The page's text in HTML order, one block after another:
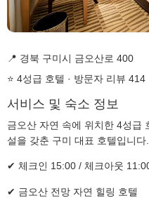
📍 경북 구미시 금오산로 400
⭐ 4성급 호텔 · 방문자 리뷰 414
서비스 및 숙소 정보
금오산 자연 속에 위치한 4성급
설을 갖춘 구미 대표 호텔입니다.
✔ 체크인 15:00 / 체크아웃
✔ 금오산 전망 자연 힐링 호텔